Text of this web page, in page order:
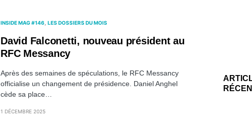
INSIDE MAG #146 LES DOSSIERS DU MOIS
David Falconetti, nouveau président au
RFC Messancy
Après des semaines de spéculations, le RFC Messancy
officialise un changement de présidence. Daniel Anghel
cède sa place…
1 DÉCEMBRE 2025